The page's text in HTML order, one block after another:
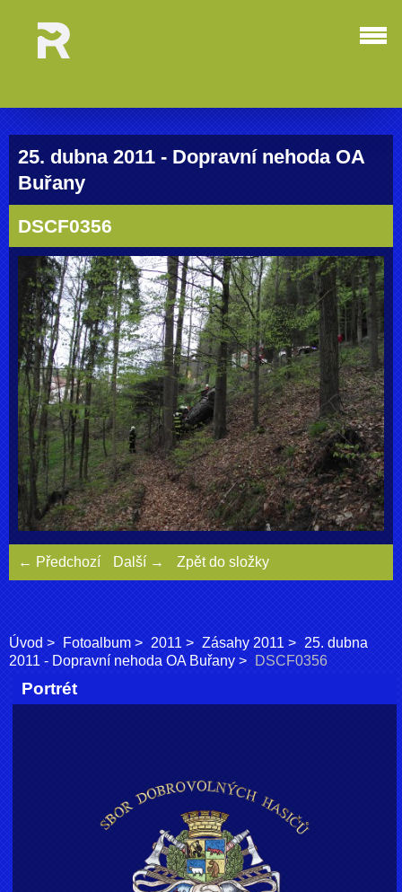
25. dubna 2011 - Dopravní nehoda OA
Buřany
DSCF0356
← Předchozí Další → Zpět do složky
Úvod Fotoalbum 2011 Zásahy 2011
25. dubna
2011 - Dopravní nehoda OA Buřany
DSCF0356
Portrét